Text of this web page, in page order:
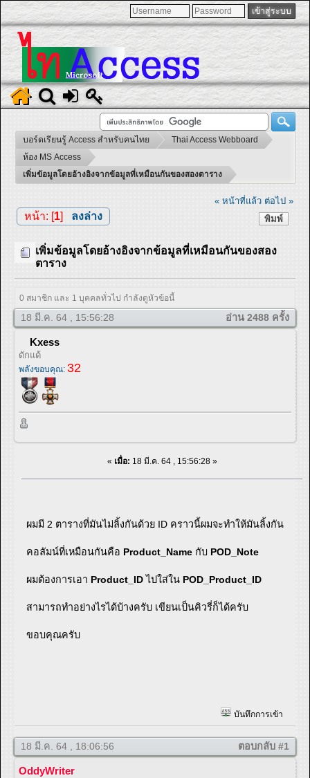
บอร์ดเรียนรู้ Access สำหรับคนไทย
Thai Access Webboard
ห้อง MS Access
เพิ่มข้อมูลโดยอ้างอิงจากข้อมูลที่เหมือนกันของสองตาราง
« หน้าที่แล้ว ต่อไป »
พิมพ์
หน้า: [1] ลงล่าง
เพิ่มข้อมูลโดยอ้างอิงจากข้อมูลที่เหมือนกันของสอง
ตาราง
0 สมาชิก และ 1 บุคคลทั่วไป กำลังดูหัวข้อนี้
18 มี.ค. 64 , 15:56:28 อ่าน 2488 ครั้ง
Kxess
ดักแด้
พลังขอบคุณ: 32
« เมื่อ: 18 มี.ค. 64 , 15:56:28 »
ผมมี 2 ตารางที่มันไม่ลิ้งกันด้วย ID คราวนี้ผมจะทำให้มันลิ้งกัน
คอลัมน์ที่เหมือนกันคือ Product_Name กับ POD_Note
ผมต้องการเอา Product_IDไปใส่ใน POD_Product_ID
สามารถทำอย่างไรได้บ้างครับ เขียนเป็นคิวรี่ก็ได้ครับ
ขอบคุณครับ
บันทึกการเข้า
18 มี.ค. 64 , 18:06:56 ตอบกลับ #1
OddyWriter